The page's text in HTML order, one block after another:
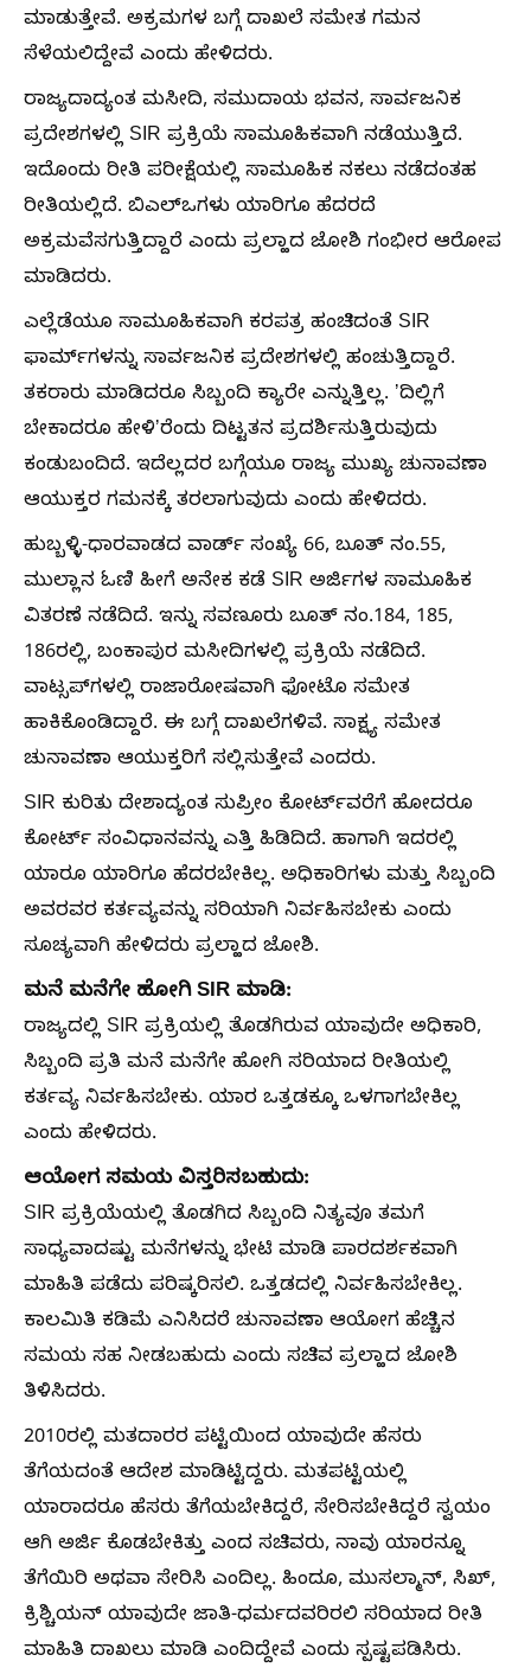
ಮಾಡುತ್ತೇವೆ. ಅಕ್ರಮಗಳ ಬಗ್ಗೆ ದಾಖಲೆ ಸಮೇತ ಗಮನ
ಸೆಳೆಯಲಿದ್ದೇವೆ ಎಂದು ಹೇಳಿದರು.
ರಾಜ್ಯದಾದ್ಯಂತ ಮಸೀದಿ, ಸಮುದಾಯ ಭವನ, ಸಾರ್ವಜನಿಕ
ಪ್ರದೇಶಗಳಲ್ಲಿ SIR ಪ್ರಕ್ರಿಯೆ ಸಾಮೂಹಿಕವಾಗಿ ನಡೆಯುತ್ತಿದೆ.
ಇದೊಂದು ರೀತಿ ಪರೀಕ್ಷೆಯಲ್ಲಿ ಸಾಮೂಹಿಕ ನಕಲು ನಡೆದಂತಹ
ರೀತಿಯಲ್ಲಿದೆ. ಬಿಎಲ್‌ಒಗಳು ಯಾರಿಗೂ ಹೆದರದೆ
ಅಕ್ರಮವೆಸಗುತ್ತಿದ್ದಾರೆ ಎಂದು ಪ್ರಲ್ಹಾದ ಜೋಶಿ ಗಂಭೀರ ಆರೋಪ
ಮಾಡಿದರು.
ಎಲ್ಲೆಡೆಯೂ ಸಾಮೂಹಿಕವಾಗಿ ಕರಪತ್ರ ಹಂಚಿದಂತೆ SIR
ಫಾರ್ಮ್‌ಗಳನ್ನು ಸಾರ್ವಜನಿಕ ಪ್ರದೇಶಗಳಲ್ಲಿ ಹಂಚುತ್ತಿದ್ದಾರೆ.
ತಕರಾರು ಮಾಡಿದರೂ ಸಿಬ್ಬಂದಿ ಕ್ಯಾರೇ ಎನ್ನುತ್ತಿಲ್ಲ. ʼದಿಲ್ಲಿಗೆ
ಬೇಕಾದರೂ ಹೇಳಿʼರೆಂದು ದಿಟ್ಟತನ ಪ್ರದರ್ಶಿಸುತ್ತಿರುವುದು
ಕಂಡುಬಂದಿದೆ. ಇದೆಲ್ಲದರ ಬಗ್ಗೆಯೂ ರಾಜ್ಯ ಮುಖ್ಯ ಚುನಾವಣಾ
ಆಯುಕ್ತರ ಗಮನಕ್ಕೆ ತರಲಾಗುವುದು ಎಂದು ಹೇಳಿದರು.
ಹುಬ್ಬಳ್ಳಿ-ಧಾರವಾಡದ ವಾರ್ಡ್‌ ಸಂಖ್ಯೆ 66, ಬೂತ್‌ ನಂ.55,
ಮುಲ್ಲಾನ ಓಣಿ ಹೀಗೆ ಅನೇಕ ಕಡೆ SIR ಅರ್ಜಿಗಳ ಸಾಮೂಹಿಕ
ವಿತರಣೆ ನಡೆದಿದೆ. ಇನ್ನು ಸವಣೂರು ಬೂತ್‌ ನಂ.184, 185,
186ರಲ್ಲಿ, ಬಂಕಾಪುರ ಮಸೀದಿಗಳಲ್ಲಿ ಪ್ರಕ್ರಿಯೆ ನಡೆದಿದೆ.
ವಾಟ್ಸಪ್‌ಗಳಲ್ಲಿ ರಾಜಾರೋಷವಾಗಿ ಫೋಟೊ ಸಮೇತ
ಹಾಕಿಕೊಂಡಿದ್ದಾರೆ. ಈ ಬಗ್ಗೆ ದಾಖಲೆಗಳಿವೆ. ಸಾಕ್ಷ್ಯ ಸಮೇತ
ಚುನಾವಣಾ ಆಯುಕ್ತರಿಗೆ ಸಲ್ಲಿಸುತ್ತೇವೆ ಎಂದರು.
SIR ಕುರಿತು ದೇಶಾದ್ಯಂತ ಸುಪ್ರೀಂ ಕೋರ್ಟ್‌ವರೆಗೆ ಹೋದರೂ
ಕೋರ್ಟ್‌ ಸಂವಿಧಾನವನ್ನು ಎತ್ತಿ ಹಿಡಿದಿದೆ. ಹಾಗಾಗಿ ಇದರಲ್ಲಿ
ಯಾರೂ ಯಾರಿಗೂ ಹೆದರಬೇಕಿಲ್ಲ. ಅಧಿಕಾರಿಗಳು ಮತ್ತು ಸಿಬ್ಬಂದಿ
ಅವರವರ ಕರ್ತವ್ಯವನ್ನು ಸರಿಯಾಗಿ ನಿರ್ವಹಿಸಬೇಕು ಎಂದು
ಸೂಚ್ಯವಾಗಿ ಹೇಳಿದರು ಪ್ರಲ್ಹಾದ ಜೋಶಿ.
ಮನೆ ಮನೆಗೇ ಹೋಗಿ SIR ಮಾಡಿ:
ರಾಜ್ಯದಲ್ಲಿ SIR ಪ್ರಕ್ರಿಯಲ್ಲಿ ತೊಡಗಿರುವ ಯಾವುದೇ ಅಧಿಕಾರಿ,
ಸಿಬ್ಬಂದಿ ಪ್ರತಿ ಮನೆ ಮನೆಗೇ ಹೋಗಿ ಸರಿಯಾದ ರೀತಿಯಲ್ಲಿ
ಕರ್ತವ್ಯ ನಿರ್ವಹಿಸಬೇಕು. ಯಾರ ಒತ್ತಡಕ್ಕೂ ಒಳಗಾಗಬೇಕಿಲ್ಲ
ಎಂದು ಹೇಳಿದರು.
ಆಯೋಗ ಸಮಯ ವಿಸ್ತರಿಸಬಹುದು:
SIR ಪ್ರಕ್ರಿಯೆಯಲ್ಲಿ ತೊಡಗಿದ ಸಿಬ್ಬಂದಿ ನಿತ್ಯವೂ ತಮಗೆ
ಸಾಧ್ಯವಾದಷ್ಟು ಮನೆಗಳನ್ನು ಭೇಟಿ ಮಾಡಿ ಪಾರದರ್ಶಕವಾಗಿ
ಮಾಹಿತಿ ಪಡೆದು ಪರಿಷ್ಕರಿಸಲಿ. ಒತ್ತಡದಲ್ಲಿ ನಿರ್ವಹಿಸಬೇಕಿಲ್ಲ.
ಕಾಲಮಿತಿ ಕಡಿಮೆ ಎನಿಸಿದರೆ ಚುನಾವಣಾ ಆಯೋಗ ಹೆಚ್ಚಿನ
ಸಮಯ ಸಹ ನೀಡಬಹುದು ಎಂದು ಸಚಿವ ಪ್ರಲ್ಹಾದ ಜೋಶಿ
ತಿಳಿಸಿದರು.
2010ರಲ್ಲಿ ಮತದಾರರ ಪಟ್ಟಿಯಿಂದ ಯಾವುದೇ ಹೆಸರು
ತೆಗೆಯದಂತೆ ಆದೇಶ ಮಾಡಿಟ್ಟಿದ್ದರು. ಮತಪಟ್ಟಿಯಲ್ಲಿ
ಯಾರಾದರೂ ಹೆಸರು ತೆಗೆಯಬೇಕಿದ್ದರೆ, ಸೇರಿಸಬೇಕಿದ್ದರೆ ಸ್ವಯಂ
ಆಗಿ ಅರ್ಜಿ ಕೊಡಬೇಕಿತ್ತು ಎಂದ ಸಚಿವರು, ನಾವು ಯಾರನ್ನೂ
ತೆಗೆಯಿರಿ ಅಥವಾ ಸೇರಿಸಿ ಎಂದಿಲ್ಲ. ಹಿಂದೂ, ಮುಸಲ್ಮಾನ್‌, ಸಿಖ್‌,
ಕ್ರಿಶ್ಚಿಯನ್‌ ಯಾವುದೇ ಜಾತಿ-ಧರ್ಮದವರಿರಲಿ ಸರಿಯಾದ ರೀತಿ
ಮಾಹಿತಿ ದಾಖಲು ಮಾಡಿ ಎಂದಿದ್ದೇವೆ ಎಂದು ಸ್ಪಷ್ಟಪಡಿಸಿರು.